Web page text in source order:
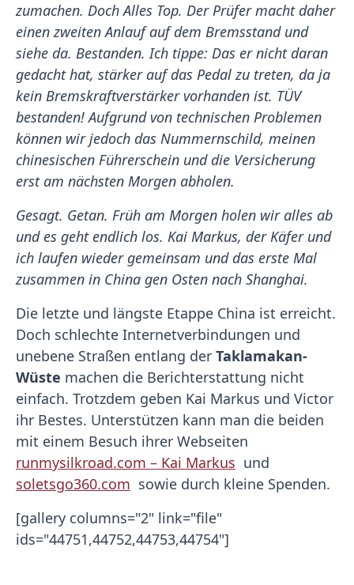
zumachen. Doch Alles Top. Der Prüfer macht daher
einen zweiten Anlauf auf dem Bremsstand und
siehe da. Bestanden. Ich tippe: Das er nicht daran
gedacht hat, stärker auf das Pedal zu treten, da ja
kein Bremskraftverstärker vorhanden ist. TÜV
bestanden! Aufgrund von technischen Problemen
können wir jedoch das Nummernschild, meinen
chinesischen Führerschein und die Versicherung
erst am nächsten Morgen abholen.
Gesagt. Getan. Früh am Morgen holen wir alles ab
und es geht endlich los. Kai Markus, der Käfer und
ich laufen wieder gemeinsam und das erste Mal
zusammen in China gen Osten nach Shanghai.
Die letzte und längste Etappe China ist erreicht.
Doch schlechte Internetverbindungen und
unebene Straßen entlang der Taklamakan-
Wüste machen die Berichterstattung nicht
einfach. Trotzdem geben Kai Markus und Victor
ihr Bestes. Unterstützen kann man die beiden
mit einem Besuch ihrer Webseiten
runmysilkroad.com – Kai Markus und
soletsgo360.com sowie durch kleine Spenden.
[gallery columns="2" link="file"
ids="44751,44752,44753,44754"]